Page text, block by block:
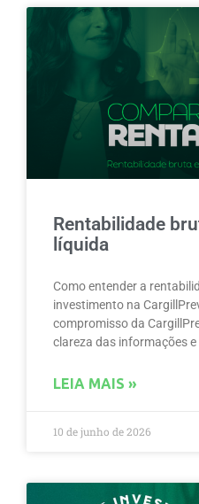
Rentabilidade
líquida
Como entender a
investimento na
compromisso da
clareza das informações
LEIA MAIS »
10 de junho de 2026